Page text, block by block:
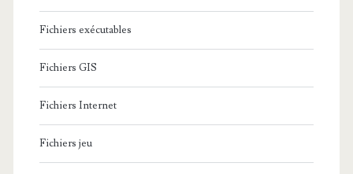
Fichiers exécutables
Fichiers GIS
Fichiers Internet
Fichiers jeu